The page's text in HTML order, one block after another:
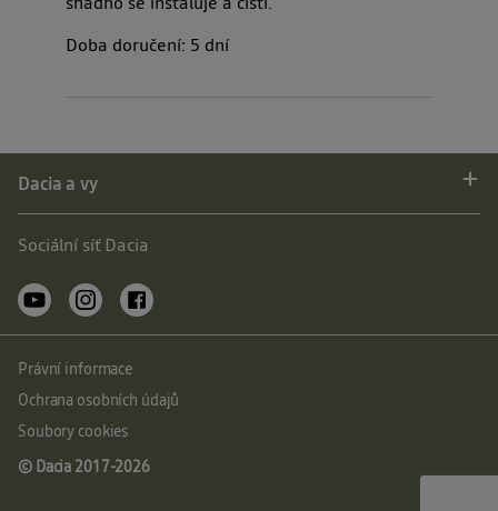
Doba doručení: 5 dní
Dacia a vy
Sociální síť Dacia
Právní informace
Ochrana osobních údajů
Soubory cookies
© Dacia 2017-2026